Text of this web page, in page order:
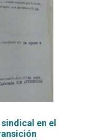
en el